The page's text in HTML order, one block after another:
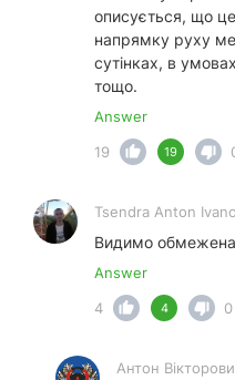
описується, що
напрямку руху
сутінках, в
тощо.
Answer
19
19
Tsendra Anton
Видимо обмежена
Answer
4
4 0
Антон